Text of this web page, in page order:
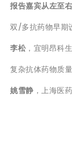
报告嘉宾从左至
双/多抗药物早期
李松 ，宜明昂科
复杂抗体药物质
姚雪静 ，上海医